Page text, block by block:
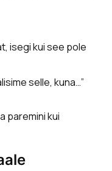
isegi kui see pole
selle, kuna…”
paremini kui